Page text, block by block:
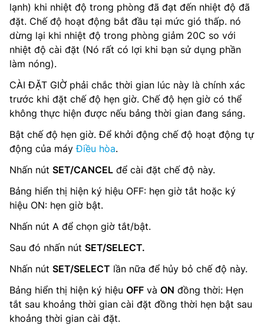
lạnh) khi nhiệt độ trong phòng đã đạt đến nhiệt độ đã
đặt. Chế độ hoạt động bắt đầu tại mức gió thấp. nó
dừng lại khi nhiệt độ trong phòng giảm 20C so với
nhiệt độ cài đặt (Nó rất có lợi khi bạn sử dụng phần
làm nóng).
CÀI ĐẶT GIỜ phải chắc thời gian lúc này là chính xác
trước khi đặt chế độ hẹn giờ. Chế độ hẹn giờ có thể
không thực hiện được nếu bảng thời gian đang sáng.
Bật chế độ hẹn giờ. Để khởi động chế độ hoạt động tự
động của máyĐiều hòa.
Nhấn nút SET/CANCEL để cài đặt chế độ này.
Bảng hiển thị hiện ký hiệu OFF: hẹn giờ tắt hoặc ký
hiệu ON: hẹn giờ bật.
Nhấn nút A để chọn giờ tắt/bật.
Sau đó nhấn nút SET/SELECT.
Nhấn nút SET/SELECT lần nữa để hủy bỏ chế độ này.
Bảng hiển thị hiện ký hiệu OFF và ON đồng thời: Hẹn
tắt sau khoảng thời gian cài đặt đồng thời hẹn bật sau
khoảng thời gian cài đặt.